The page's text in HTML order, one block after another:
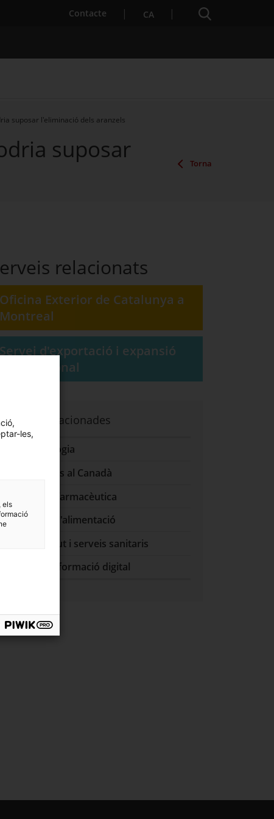
Contacte . Obre en una nova finestra.
CA Cercador
notícies Properes activitats
suposar l'eliminació dels aranzels
suposar
Torna
relacionats
Oficina Exterior de Catalunya a
Montreal
Servei d'exportació i expansió
internacional
Pàgines relacionades
Biotecnologia
Fer negocis al Canadà
Indústria farmacèutica
Sector de l'alimentació
Sector salut i serveis sanitaris
TIC i transformació digital
les,
els